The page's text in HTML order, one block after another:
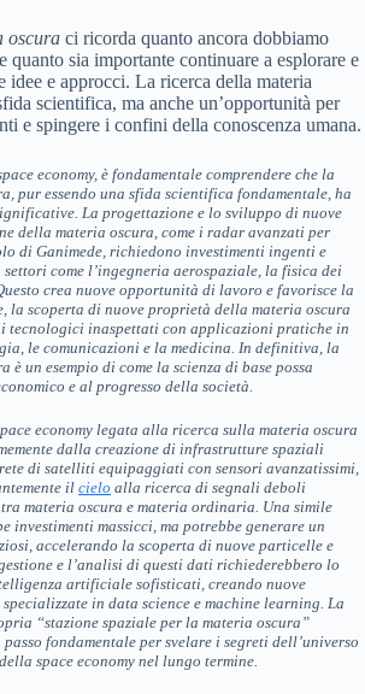
oscura ci ricorda quanto ancora dobbiamo
quanto sia importante continuare a esplorare e
idee e approcci. La ricerca della materia
scientifica, ma anche un’opportunità per
e spingere i confini della conoscenza umana.
economy, è fondamentale comprendere che la
pur essendo una sfida scientifica fondamentale, ha
La progettazione e lo sviluppo di nuove
della materia oscura, come i radar avanzati per
di Ganimede, richiedono investimenti ingenti e
come l’ingegneria aerospaziale, la fisica dei
crea nuove opportunità di lavoro e favorisce la
la scoperta di nuove proprietà della materia oscura
tecnologici inaspettati con applicazioni pratiche in
le comunicazioni e la medicina. In definitiva, la
è un esempio di come la scienza di base possa
e al progresso della società.
economy legata alla ricerca sulla materia oscura
dalla creazione di infrastrutture spaziali
di satelliti equipaggiati con sensori avanzatissimi,
il cielo alla ricerca di segnali deboli
materia oscura e materia ordinaria. Una simile
investimenti massicci, ma potrebbe generare un
accelerando la scoperta di nuove particelle e
e l’analisi di questi dati richiederebbero lo
artificiale sofisticati, creando nuove
in data science e machine learning. La
“stazione spaziale per la materia oscura”
fondamentale per svelare i segreti dell’universo
space economy nel lungo termine.